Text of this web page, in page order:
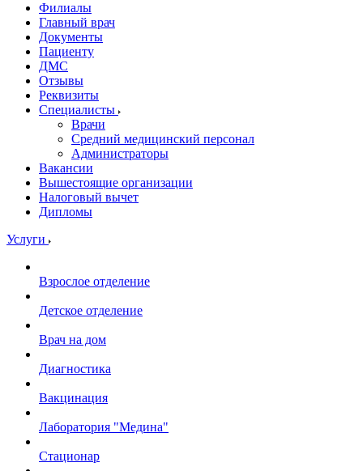
Филиалы
Главный врач
Документы
Пациенту
ДМС
Отзывы
Реквизиты
Специалисты
Врачи
Средний медицинский персонал
Администраторы
Вакансии
Вышестоящие организации
Налоговый вычет
Дипломы
Услуги
Взрослое отделение
Детское отделение
Врач на дом
Диагностика
Вакцинация
Лаборатория "Медина"
Стационар